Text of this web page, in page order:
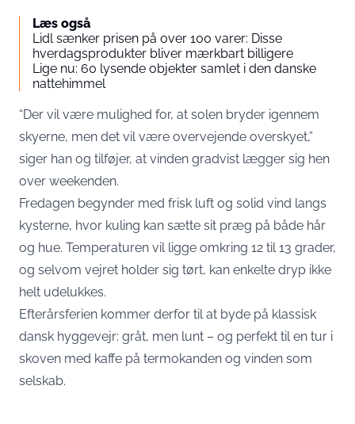
Læs også
Lidl sænker prisen på over 100 varer: Disse
hverdagsprodukter bliver mærkbart billigere
Lige nu: 60 lysende objekter samlet i den danske
nattehimmel
“Der vil være mulighed for, at solen bryder igennem
skyerne, men det vil være overvejende overskyet,”
siger han og tilføjer, at vinden gradvist lægger sig hen
over weekenden.
Fredagen begynder med frisk luft og solid vind langs
kysterne, hvor kuling kan sætte sit præg på både hår
og hue. Temperaturen vil ligge omkring 12 til 13 grader,
og selvom vejret holder sig tørt, kan enkelte dryp ikke
helt udelukkes.
Efterårsferien kommer derfor til at byde på klassisk
dansk hyggevejr: gråt, men lunt – og perfekt til en tur i
skoven med kaffe på termokanden og vinden som
selskab.